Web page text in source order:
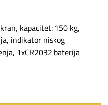
kapacitet: 150 kg,
indikator niskog
1xCR2032 baterija
količina